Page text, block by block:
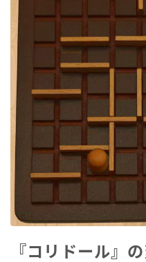
『コリドール』